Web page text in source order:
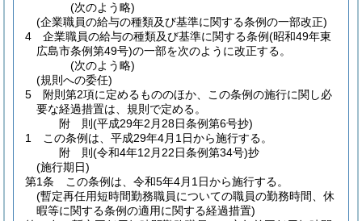
(次のよう略)
(企業職員の給与の種類及び基準に関する条例の一部改正)
4
企業職員の給与の種類及び基準に関する条例(昭和49年東
広島市条例第49号)の一部を次のように改正する。
(次のよう略)
(規則への委任)
5
附則第2項に定めるもののほか、この条例の施行に関し必
要な経過措置は、規則で定める。
附 則(平成29年2月28日条例第6号抄)
1
この条例は、平成29年4月1日から施行する。
附 則(令和4年12月22日条例第34号)抄
(施行期日)
第1条
この条例は、令和5年4月1日から施行する。
(暫定再任用短時間勤務職員についての職員の勤務時間、休
暇等に関する条例の適用に関する経過措置)